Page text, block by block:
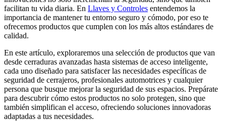
facilitan tu vida diaria. En Llaves y Controles entendemos la
importancia de mantener tu entorno seguro y cómodo, por eso te
ofrecemos productos que cumplen con los más altos estándares de
calidad.
En este artículo, exploraremos una selección de productos que van
desde cerraduras avanzadas hasta sistemas de acceso inteligente,
cada uno diseñado para satisfacer las necesidades específicas de
seguridad de cerrajeros, profesionales automotrices y cualquier
persona que busque mejorar la seguridad de sus espacios. Prepárate
para descubrir cómo estos productos no solo protegen, sino que
también simplifican el acceso, ofreciendo soluciones innovadoras
adaptadas a tus necesidades.